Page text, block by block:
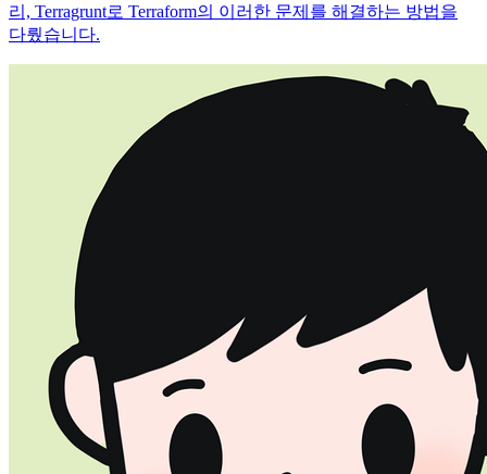
리, Terragrunt로 Terraform의 이러한 문제를 해결하는 방법을
다뤘습니다.